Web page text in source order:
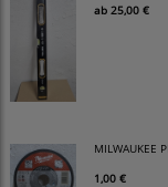
ab 25,00 €
MILWAUKEE
1,00 €